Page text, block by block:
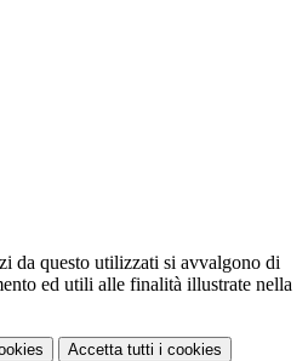
da questo utilizzati si avvalgono di
ed utili alle finalità illustrate nella
Accetta tutti i cookies